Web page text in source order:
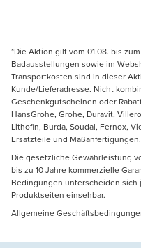
*Die Aktion gilt vom 01.08. bis
Badausstellungen sowie im
Transportkosten sind in dieser
Kunde/Lieferadresse. Nicht
Geschenkgutscheinen oder
HansGrohe, Grohe, Duravit,
Lithofin, Burda, Soudal, Fernox,
Ersatzteile und Maßanfertigungen.
Die gesetzliche Gewährleistung
bis zu 10 Jahre kommerzielle
Bedingungen unterscheiden sich
Produktseiten einsehbar.
Allgemeine